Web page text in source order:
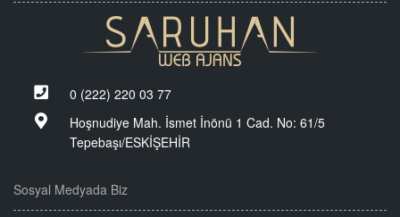
0 (222) 220 03 77
Hoşnudiye Mah. İsmet İnönü 1 Cad. No: 61/5
Tepebaşı/ESKİŞEHİR
Sosyal Medyada Biz